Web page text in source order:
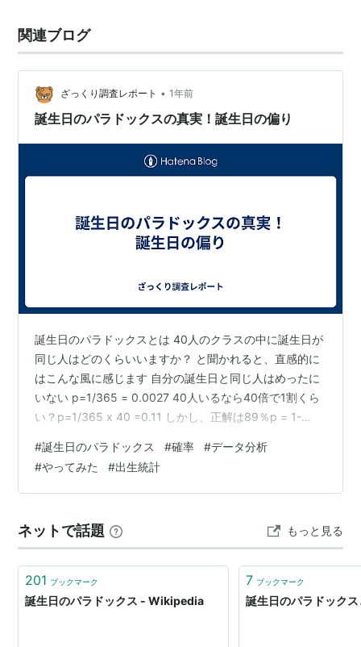
関連ブログ
ざっくり調査レポート • 1年前
誕生日のパラドックスの真実！誕生日の偏り
誕生日のパラドックスとは 40人のクラスの中に誕生日が
同じ人はどのくらいいますか？ と聞かれると、直感的に
はこんな風に感じます 自分の誕生日と同じ人はめったに
いない p=1/365 = 0.0027 40人いるなら40倍で1割くら
い？p=1/365 x 40 =0.11 しかし、正解は89％p = 1-
パラドックス - Wikipedia しかし、誕生日は均等ではな
いので、この計算は正しくはありません 誕生日の分布
が、季節変動もなく、土日祝日年末年始も変わらず、う
の仮…
#誕生日のパラドックス #確率 #データ分析
#やってみた #出生統計
ネットで話題 もっと見る
201 ブックマーク
誕生日のパラドックス - Wikipedia
7 ブックマーク
誕生日のパラドック